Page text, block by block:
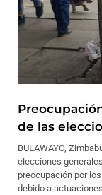
de las
BULAWAYO,
elecciones
preocupación por
debido a